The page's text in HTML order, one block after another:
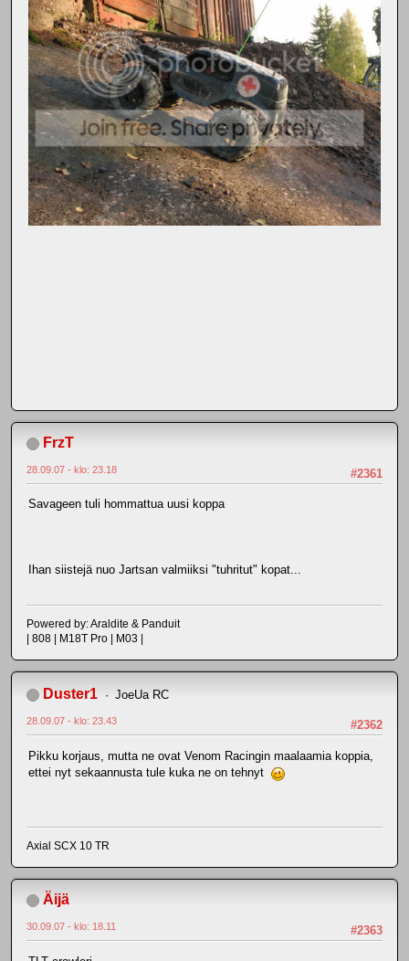
FrzT
#2361
28.09.07 - klo: 23.18
Savageen tuli hommattua uusi koppa
Ihan siistejä nuo Jartsan valmiiksi "tuhritut" kopat...
Powered by: Araldite & Panduit
| 808 | M18T Pro | M03 |
Duster1 JoeUa RC
#2362
28.09.07 - klo: 23.43
Pikku korjaus, mutta ne ovat Venom Racingin maalaamia koppia,
ettei nyt sekaannusta tule kuka ne on tehnyt
Axial SCX 10 TR
Äijä
#2363
30.09.07 - klo: 18.11